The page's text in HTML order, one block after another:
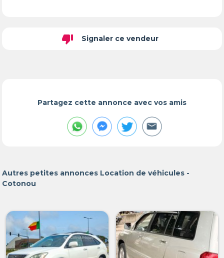
thumb_down Signaler ce vendeur
Partagez cette annonce avec vos amis
Autres petites annonces Location de véhicules -
Cotonou